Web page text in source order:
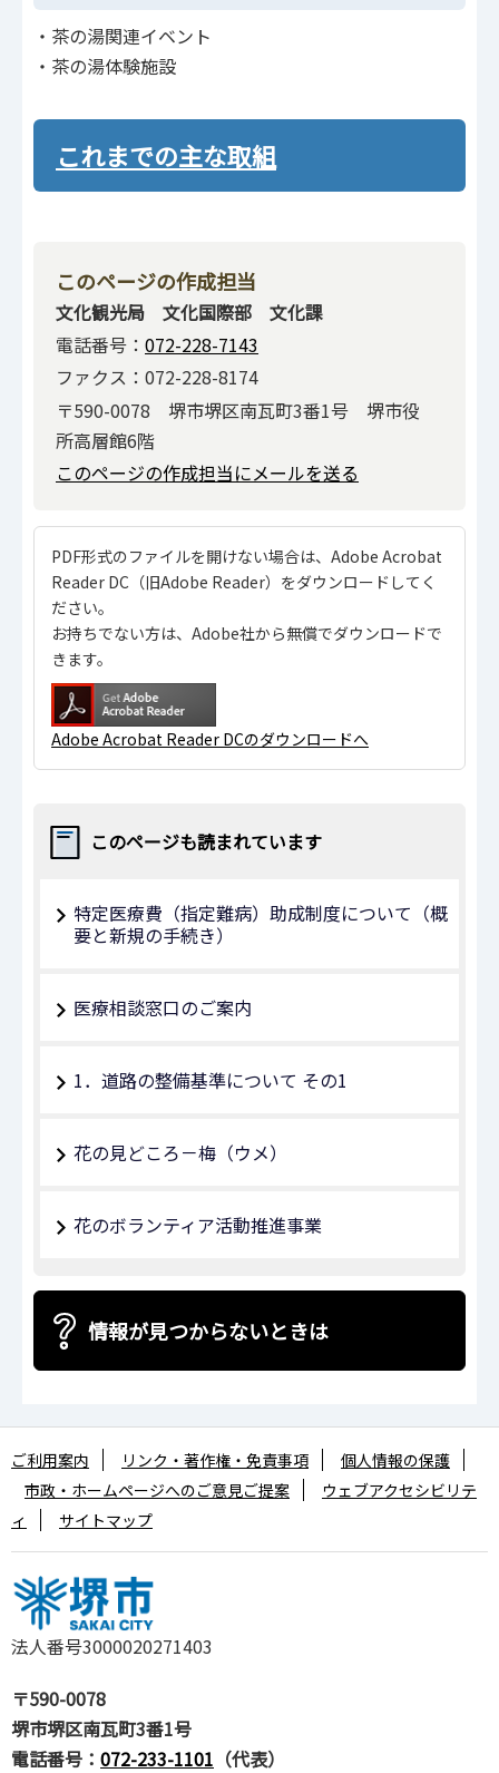
・茶の湯関連イベント
・茶の湯体験施設
これまでの主な取組
このページの作成担当
文化観光局 文化国際部 文化課
電話番号： 072-228-7143
ファクス：072-228-8174
〒590-0078 堺市堺区南瓦町3番1号 堺市役
所高層館6階
このページの作成担当にメールを送る
PDF形式のファイルを開けない場合は、Adobe Acrobat
Reader DC（旧Adobe Reader）をダウンロードしてく
ださい。
お持ちでない方は、Adobe社から無償でダウンロードで
きます。
Adobe Acrobat Reader DCのダウンロードへ
このページも読まれています
特定医療費（指定難病）助成制度について（概
要と新規の手続き）
医療相談窓口のご案内
1．道路の整備基準について その1
花の見どころ－梅（ウメ）
花のボランティア活動推進事業
情報が見つからないときは
法人番号3000020271403
〒590-0078
堺市堺区南瓦町3番1号
電話番号： 072-233-1101 （代表）
ご利用案内 リンク・著作権・免責事項
個人情報の保護
市政・ホームページへのご意見ご提案
ウェブアクセシビリテ
ィ
サイトマップ